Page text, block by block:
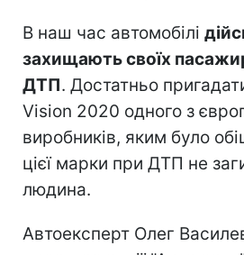
В наш час автомобілі
захищають своїх
ДТП. Достатньо
Vision 2020 одного з
виробників, яким було
цієї марки при ДТП не
людина.
Автоексперт Олег